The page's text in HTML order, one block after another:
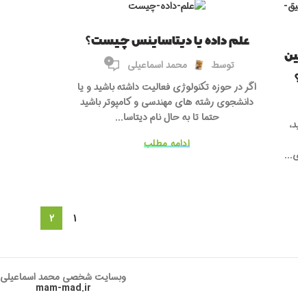
علم داده یا دیتاساینس چیست؟
توسط محمد اسماعیلی 0
اگر در حوزه تکنولوژی فعالیت داشته باشید و یا
دانشجوی رشته های مهندسی و کامپوتر باشید
حتما تا به حال نام دیتاسا...
ادامه مطلب
1
2
وبسایت شخصی محمد اسماعیلی
mam-mad.ir